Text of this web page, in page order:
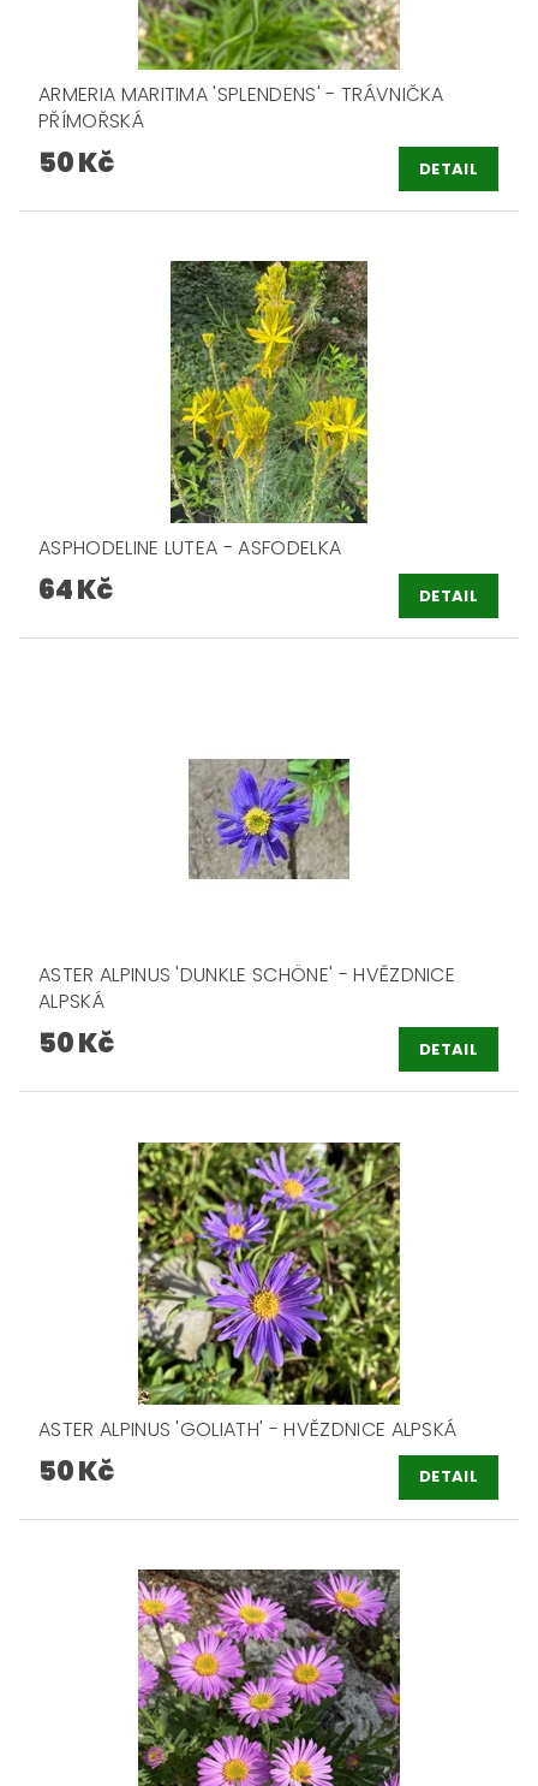
ARMERIA MARITIMA 'SPLENDENS' - TRÁVNIČKA
PŘÍMOŘSKÁ
50 Kč DETAIL
ASPHODELINE LUTEA - ASFODELKA
64 Kč DETAIL
ASTER ALPINUS 'DUNKLE SCHÖNE' - HVĚZDNICE
ALPSKÁ
50 Kč DETAIL
ASTER ALPINUS 'GOLIATH' - HVĚZDNICE ALPSKÁ
50 Kč DETAIL